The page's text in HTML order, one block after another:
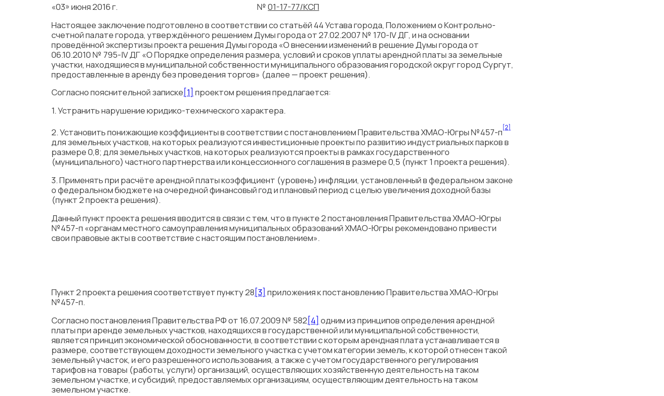
«03» июня 2016 г. № 01-17-77/КСП
Настоящее заключение подготовлено в соответствии со статьёй 44 Устава города, Положением о Контрольно-
счетной палате города, утверждённого решением Думы города от 27.02.2007 № 170-IV ДГ, и на основании
проведённой экспертизы проекта решения Думы города «О внесении изменений в решение Думы города от
06.10.2010 № 795-IV ДГ «О Порядке определения размера, условий и сроков уплаты арендной платы за земельные
участки, находящиеся в муниципальной собственности муниципального образования городской округ город Сургут,
предоставленные в аренду без проведения торгов» (далее — проект решения).
Согласно пояснительной записке[1] проектом решения предлагается:
1. Устранить нарушение юридико-технического характера.
2. Установить понижающие коэффициенты в соответствии с постановлением Правительства ХМАО-Югры №457-п [2]
для земельных участков, на которых реализуются инвестиционные проекты по развитию индустриальных парков в
размере 0,8; для земельных участков, на которых реализуются проекты в рамках государственного
(муниципального) частного партнерства или концессионного соглашения в размере 0,5 (пункт 1 проекта решения).
3. Применять при расчёте арендной платы коэффициент (уровень) инфляции, установленный в федеральном законе
о федеральном бюджете на очередной финансовый год и плановый период с целью увеличения доходной базы
(пункт 2 проекта решения).
Данный пункт проекта решения вводится в связи с тем, что в пункте 2 постановления Правительства ХМАО-Югры
№457-п «органам местного самоуправления муниципальных образований ХМАО-Югры рекомендовано привести
свои правовые акты в соответствие с настоящим постановлением».
Пункт 2 проекта решения соответствует пункту 28[3] приложения к постановлению Правительства ХМАО-Югры
№457-п.
Согласно постановления Правительства РФ от 16.07.2009 № 582[4] одним из принципов определения арендной
платы при аренде земельных участков, находящихся в государственной или муниципальной собственности,
является принцип экономической обоснованности, в соответствии с которым арендная плата устанавливается в
размере, соответствующем доходности земельного участка с учетом категории земель, к которой отнесен такой
земельный участок, и его разрешенного использования, а также с учетом государственного регулирования
тарифов на товары (работы, услуги) организаций, осуществляющих хозяйственную деятельность на таком
земельном участке, и субсидий, предоставляемых организациям, осуществляющим деятельность на таком
земельном участке.